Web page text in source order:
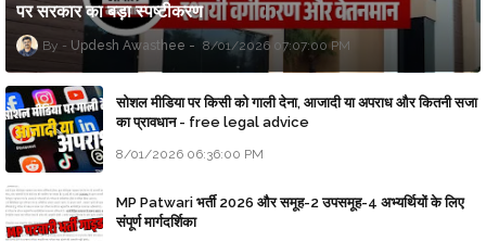
पर सरकार का बड़ा स्पष्टीकरण
Updesh Awasthee 8/01/2026 07:07:00 PM
सोशल मीडिया पर किसी को गाली देना, आजादी या अपराध और कितनी सजा
का प्रावधान - free legal advice
8/01/2026 06:36:00 PM
MP Patwari भर्ती 2026 और समूह-2 उपसमूह-4 अभ्यर्थियों के लिए
संपूर्ण मार्गदर्शिका